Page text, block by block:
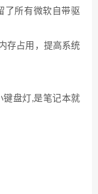
了所有微软自带驱
存占用，提高系统
键盘灯,是笔记本就